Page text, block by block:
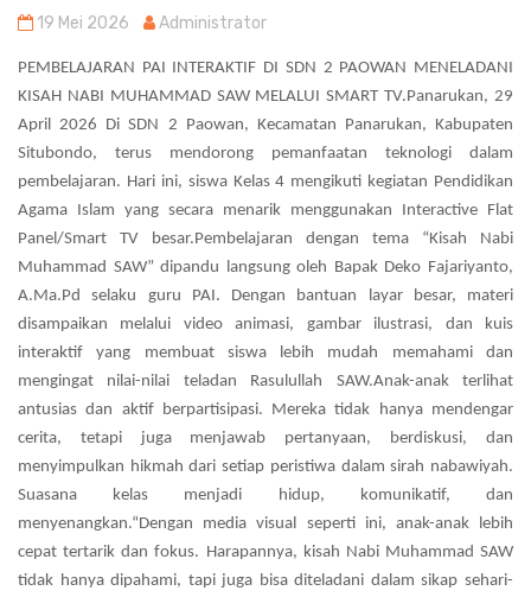
19 Mei 2026 Administrator
PEMBELAJARAN PAI INTERAKTIF DI SDN 2 PAOWAN MENELADANI
KISAH NABI MUHAMMAD SAW MELALUI SMART TV.Panarukan, 29
April 2026 Di SDN 2 Paowan, Kecamatan Panarukan, Kabupaten
Situbondo, terus mendorong pemanfaatan teknologi dalam
pembelajaran. Hari ini, siswa Kelas 4 mengikuti kegiatan Pendidikan
Agama Islam yang secara menarik menggunakan Interactive Flat
Panel/Smart TV besar.Pembelajaran dengan tema “Kisah Nabi
Muhammad SAW” dipandu langsung oleh Bapak Deko Fajariyanto,
A.Ma.Pd selaku guru PAI. Dengan bantuan layar besar, materi
disampaikan melalui video animasi, gambar ilustrasi, dan kuis
interaktif yang membuat siswa lebih mudah memahami dan
mengingat nilai-nilai teladan Rasulullah SAW.Anak-anak terlihat
antusias dan aktif berpartisipasi. Mereka tidak hanya mendengar
cerita, tetapi juga menjawab pertanyaan, berdiskusi, dan
menyimpulkan hikmah dari setiap peristiwa dalam sirah nabawiyah.
Suasana kelas menjadi hidup, komunikatif, dan
menyenangkan.“Dengan media visual seperti ini, anak-anak lebih
cepat tertarik dan fokus. Harapannya, kisah Nabi Muhammad SAW
tidak hanya dipahami, tapi juga bisa diteladani dalam sikap sehari-